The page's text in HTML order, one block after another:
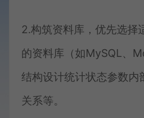
2.构筑资料库，优先选择
的资料库（如MySQL、
结构设计统计状态参数内
关系等。